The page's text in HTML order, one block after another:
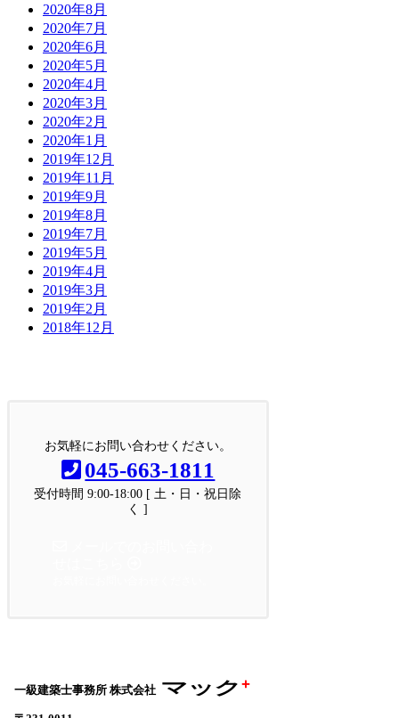
2020年8月
2020年7月
2020年6月
2020年5月
2020年4月
2020年3月
2020年2月
2020年1月
2019年12月
2019年11月
2019年9月
2019年8月
2019年7月
2019年5月
2019年4月
2019年3月
2019年2月
2018年12月
お気軽にお問い合わせください。
045-663-1811
受付時間 9:00-18:00 [ 土・日・祝日除
く ]
一級建築士事務所 株式会社 マック +